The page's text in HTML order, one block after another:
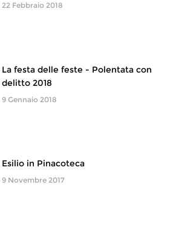
22 Febbraio 2018
La festa delle feste - Polentata con
delitto 2018
9 Gennaio 2018
Esilio in Pinacoteca
9 Novembre 2017